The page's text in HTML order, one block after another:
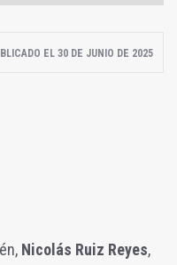
EL 30 DE JUNIO DE 2025
Nicolás Ruiz Reyes,